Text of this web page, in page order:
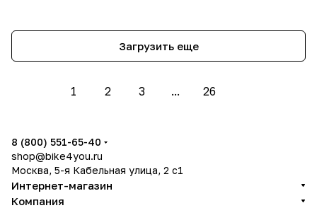
Загрузить еще
1 2 3 ... 26
8 (800) 551-65-40
shop@bike4you.ru
Москва, 5-я Кабельная улица, 2 с1
Интернет-магазин
Компания